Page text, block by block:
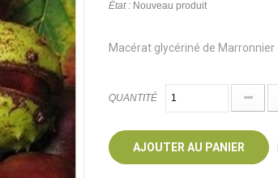
État : Nouveau produit
Macérat glycériné de Marronnier
QUANTITÉ
AJOUTER AU PANIER